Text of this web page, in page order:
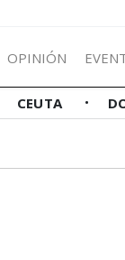
OPINIÓN
CEUTA